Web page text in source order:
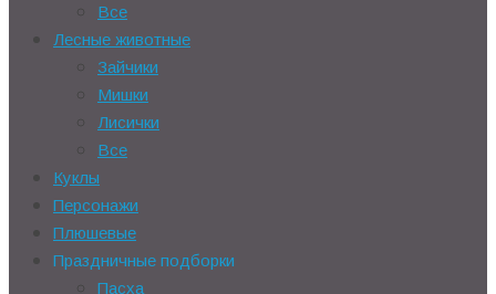
Все
Лесные животные
Зайчики
Мишки
Лисички
Все
Куклы
Персонажи
Плюшевые
Праздничные подборки
Пасха